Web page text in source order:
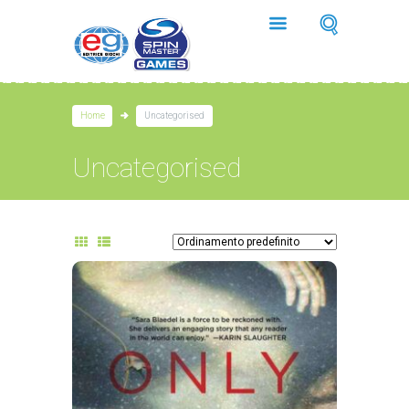
Home Uncategorised
Uncategorised